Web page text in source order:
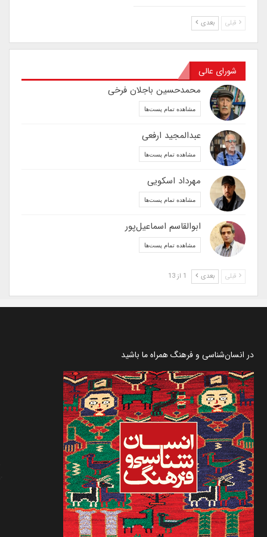
قبلی بعدی
شورای عالی
محمدحسین باجلان فرخی
مشاهده تمام پست‌ها
عبدالمجید ارفعی
مشاهده تمام پست‌ها
مهرداد اسکویی
مشاهده تمام پست‌ها
ابوالقاسم اسماعیل‌پور
مشاهده تمام پست‌ها
قبلی بعدی
در انسان‌شناسی و فرهنگ همراه ما باشید